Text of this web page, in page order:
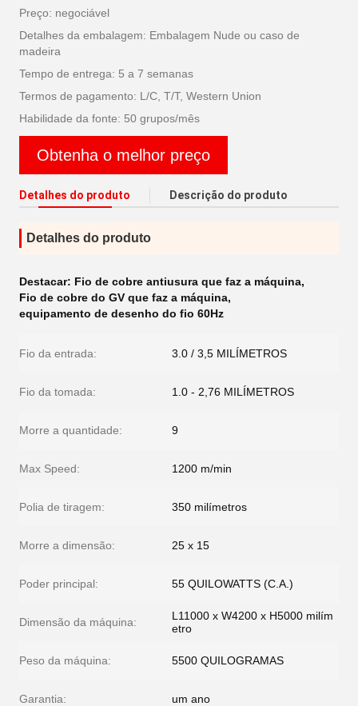
Preço: negociável
Detalhes da embalagem: Embalagem Nude ou caso de
madeira
Tempo de entrega: 5 a 7 semanas
Termos de pagamento: L/C, T/T, Western Union
Habilidade da fonte: 50 grupos/mês
Obtenha o melhor preço
Detalhes do produto Descrição do produto
Detalhes do produto
Destacar: Fio de cobre antiusura que faz a máquina,
Fio de cobre do GV que faz a máquina,
equipamento de desenho do fio 60Hz
Fio da entrada: 3.0 / 3,5 MILÍMETROS
Fio da tomada: 1.0 - 2,76 MILÍMETROS
Morre a quantidade: 9
Max Speed: 1200 m/min
Polia de tiragem: 350 milímetros
Morre a dimensão: 25 x 15
Poder principal: 55 QUILOWATTS (C.A.)
Dimensão da máquina:
L11000 x W4200 x H5000 milím
etro
Peso da máquina: 5500 QUILOGRAMAS
Garantia: um ano